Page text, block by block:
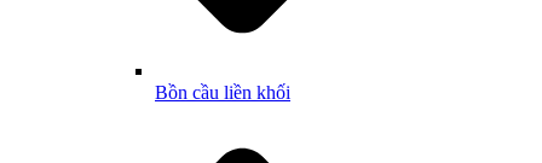
Bồn cầu liền khối